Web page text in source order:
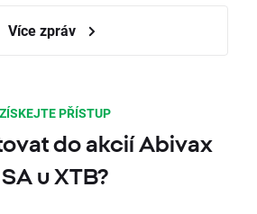
Více zpráv
ZÍSKEJTE PŘÍSTUP
do akcií Abivax
SA u XTB?